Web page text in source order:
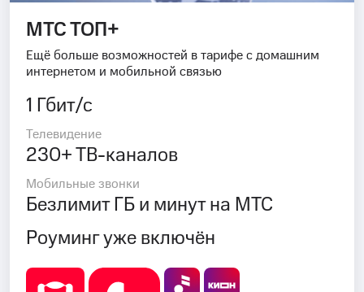
МТС ТОП+
Ещё больше возможностей в тарифе с домашним
интернетом и мобильной связью
1 Гбит/с
Телевидение
230+ ТВ-каналов
Мобильные звонки
Безлимит ГБ и минут на МТС
Роуминг уже включён